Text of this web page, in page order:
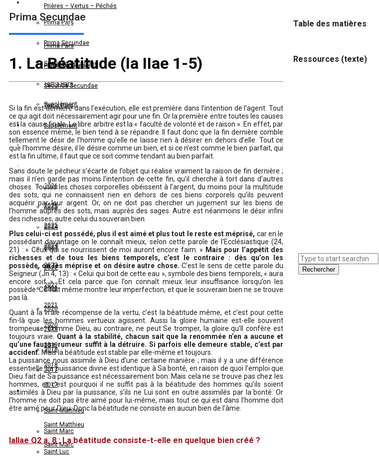
Saint Thomas d’Aquin
Prima Pars
Prima Secundae
Secunda Secundae
Tertia Pars
Supplément
Lettres Doctrinales
Conférences Doctrinales
2026
2025
2024
2023
2022
2021
2020
2019
2018
2017
Exégèse des Évangiles
Saint Matthieu
Saint Marc
Saint Luc
Prières – Vertus – Péchés
Saint Thomas d’Aquin
Prima Pars
Prima Secundae
Secunda Secundae
Tertia Pars
Supplément
Lettres Doctrinales
Sermons
2026
2025
2024
2023
2022
2021
2020
2019
2018
2017
Exégèse des Évangiles
Saint Matthieu
Saint Marc
Prima Secundae
1. La Béatitude (Ia IIae 1-5)
Si la fin est dernière dans l’exécution, elle est première dans l’intention de l’agent. Tout
ce qui agit doit nécessairement agir pour une fin. Or la première entre toutes les causes
est la cause finale. Le libre arbitre est la « faculté de volonté et de raison ». En effet, par
son essence même, le bien tend à se répandre. Il faut donc que la fin dernière comble
tellement le désir de l’homme qu’elle ne laisse rien à désirer en dehors d’elle. Tout ce
que l’homme désire, il le désire comme un bien, et si ce n’est comme le bien parfait, qui
est la fin ultime, il faut que ce soit comme tendant au bien parfait.
Sans doute le pécheur s’écarte de l’objet qui réalise vraiment la raison de fin dernière ;
mais il n’en garde pas moins l’intention de cette fin, qu’il cherche à tort dans d’autres
choses. Toutes les choses corporelles obéissent à l’argent, du moins pour la multitude
des sots, qui ne connaissent rien en dehors de ces biens corporels qu’ils peuvent
acquérir par leur argent. Or, on ne doit pas chercher un jugement sur les biens de
l’homme auprès des sots, mais auprès des sages. Autre est néanmoins le désir infini
des richesses, autre celui du souverain bien.
Plus celui-ci est possédé, plus il est aimé et plus tout le reste est méprisé, car en le
possédant davantage on le connaît mieux, selon cette parole de l’Ecclésiastique (24,
21) : « Ceux qui se nourrissent de moi auront encore faim. » Mais pour l’appétit des
richesses et de tous les biens temporels, c’est le contraire : dès qu’on les
possède, on les méprise et on désire autre chose. C’est le sens de cette parole du
Seigneur (Jn 4, 13) : « Celui qui boit de cette eau », symbole des biens temporels, « aura
encore soif ». Et cela parce que l’on connaît mieux leur insuffisance lorsqu’on les
possède. Ce fait même montre leur imperfection, et que le souverain bien ne se trouve
pas là.
Quant à la vraie récompense de la vertu, c’est la béatitude même, et c’est pour cette
fin-là que les hommes vertueux agissent. Aussi la gloire humaine est-elle souvent
trompeuse. Comme Dieu, au contraire, ne peut Se tromper, la gloire qu’Il confère est
toujours vraie. Quant à la stabilité, chacun sait que la renommée n’en a aucune et
qu’une fausse rumeur suffit à la détruire. Si parfois elle demeure stable, c’est par
accident. Mais la béatitude est stable par elle-même et toujours.
La puissance nous assimile à Dieu d’une certaine manière ; mais il y a une différence
essentielle. La puissance divine est identique à Sa bonté, en raison de quoi l’emploi que
Dieu fait de Sa puissance est nécessairement bon. Mais cela ne se trouve pas chez les
hommes, et c’est pourquoi il ne suffit pas à la béatitude des hommes qu’ils soient
assimilés à Dieu par la puissance, s’ils ne Lui sont en outre assimilés par la bonté. Or
l’homme ne doit pas être aimé pour lui-même, mais tout ce qui est dans l’homme doit
être aimé pour Dieu. Donc la béatitude ne consiste en aucun bien de l’âme.
IaIIae Q2 a. 8 :La béatitude consiste-t-elle en quelque bien créé ?
Table des matières
Ressources (texte)
Rechercher